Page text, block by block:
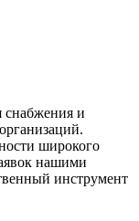
снабжения и
широкого
нашими
инструмент